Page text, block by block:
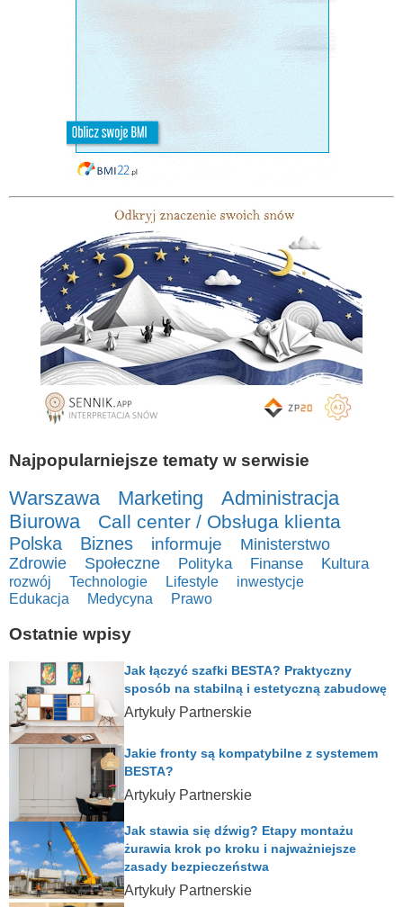
Najpopularniejsze tematy w serwisie
Warszawa Marketing
Administracja
Biurowa
Call center / Obsługa klienta
Polska Biznes informuje Ministerstwo
Zdrowie Społeczne Polityka Finanse Kultura
rozwój Technologie Lifestyle
inwestycje
Edukacja
Medycyna Prawo
Ostatnie wpisy
Artykuły Partnerskie
Jak łączyć szafki BESTA? Praktyczny
sposób na stabilną i estetyczną zabudowę
Artykuły Partnerskie
Jakie fronty są kompatybilne z systemem
BESTA?
Artykuły Partnerskie
Jak stawia się dźwig? Etapy montażu
żurawia krok po kroku i najważniejsze
zasady bezpieczeństwa